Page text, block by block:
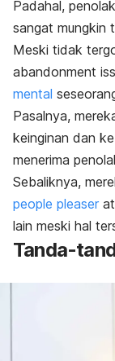
Padahal,
sangat mungkin
Meski tidak
abandonment
mental
Pasalnya,
keinginan dan
menerima
Sebaliknya,
people pleaser
lain meski hal
Tanda-